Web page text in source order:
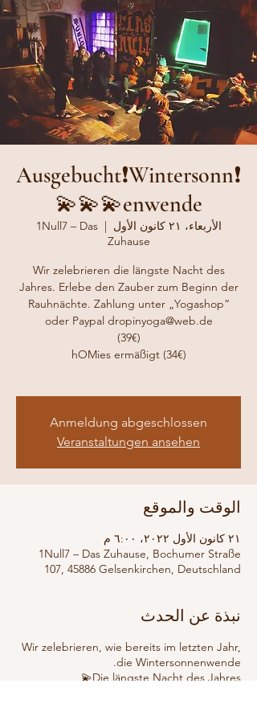
❗️Ausgebucht❗️Wintersonn
enwende💫💫💫
الأربعاء، ٢١ كانون الأول
  |
1Null7 – Das
Zuhause
Wir zelebrieren die längste Nacht des
Jahres. Erlebe den Zauber zum Beginn der
Rauhnächte. Zahlung unter „Yogashop“
Anmeldung abgeschlossen
Veranstaltungen ansehen
الوقت والموقع
٢١ كانون الأول ٢٠٢٢، ٦:٠٠ م
1Null7 – Das Zuhause, Bochumer Straße
107, 45886 Gelsenkirchen, Deutschland
نبذة عن الحدث
Wir zelebrieren, wie bereits im letzten Jahr,
die Wintersonnenwende.
Die längste Nacht des Jahres💫